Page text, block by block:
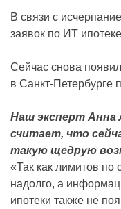
В связи с
заявок по ИТ
Сейчас снова
в Санкт-Петербурге
Наш эксперт Анна
считает, что
такую щедрую
«Так как лимитов по
надолго, а
ипотеки также не